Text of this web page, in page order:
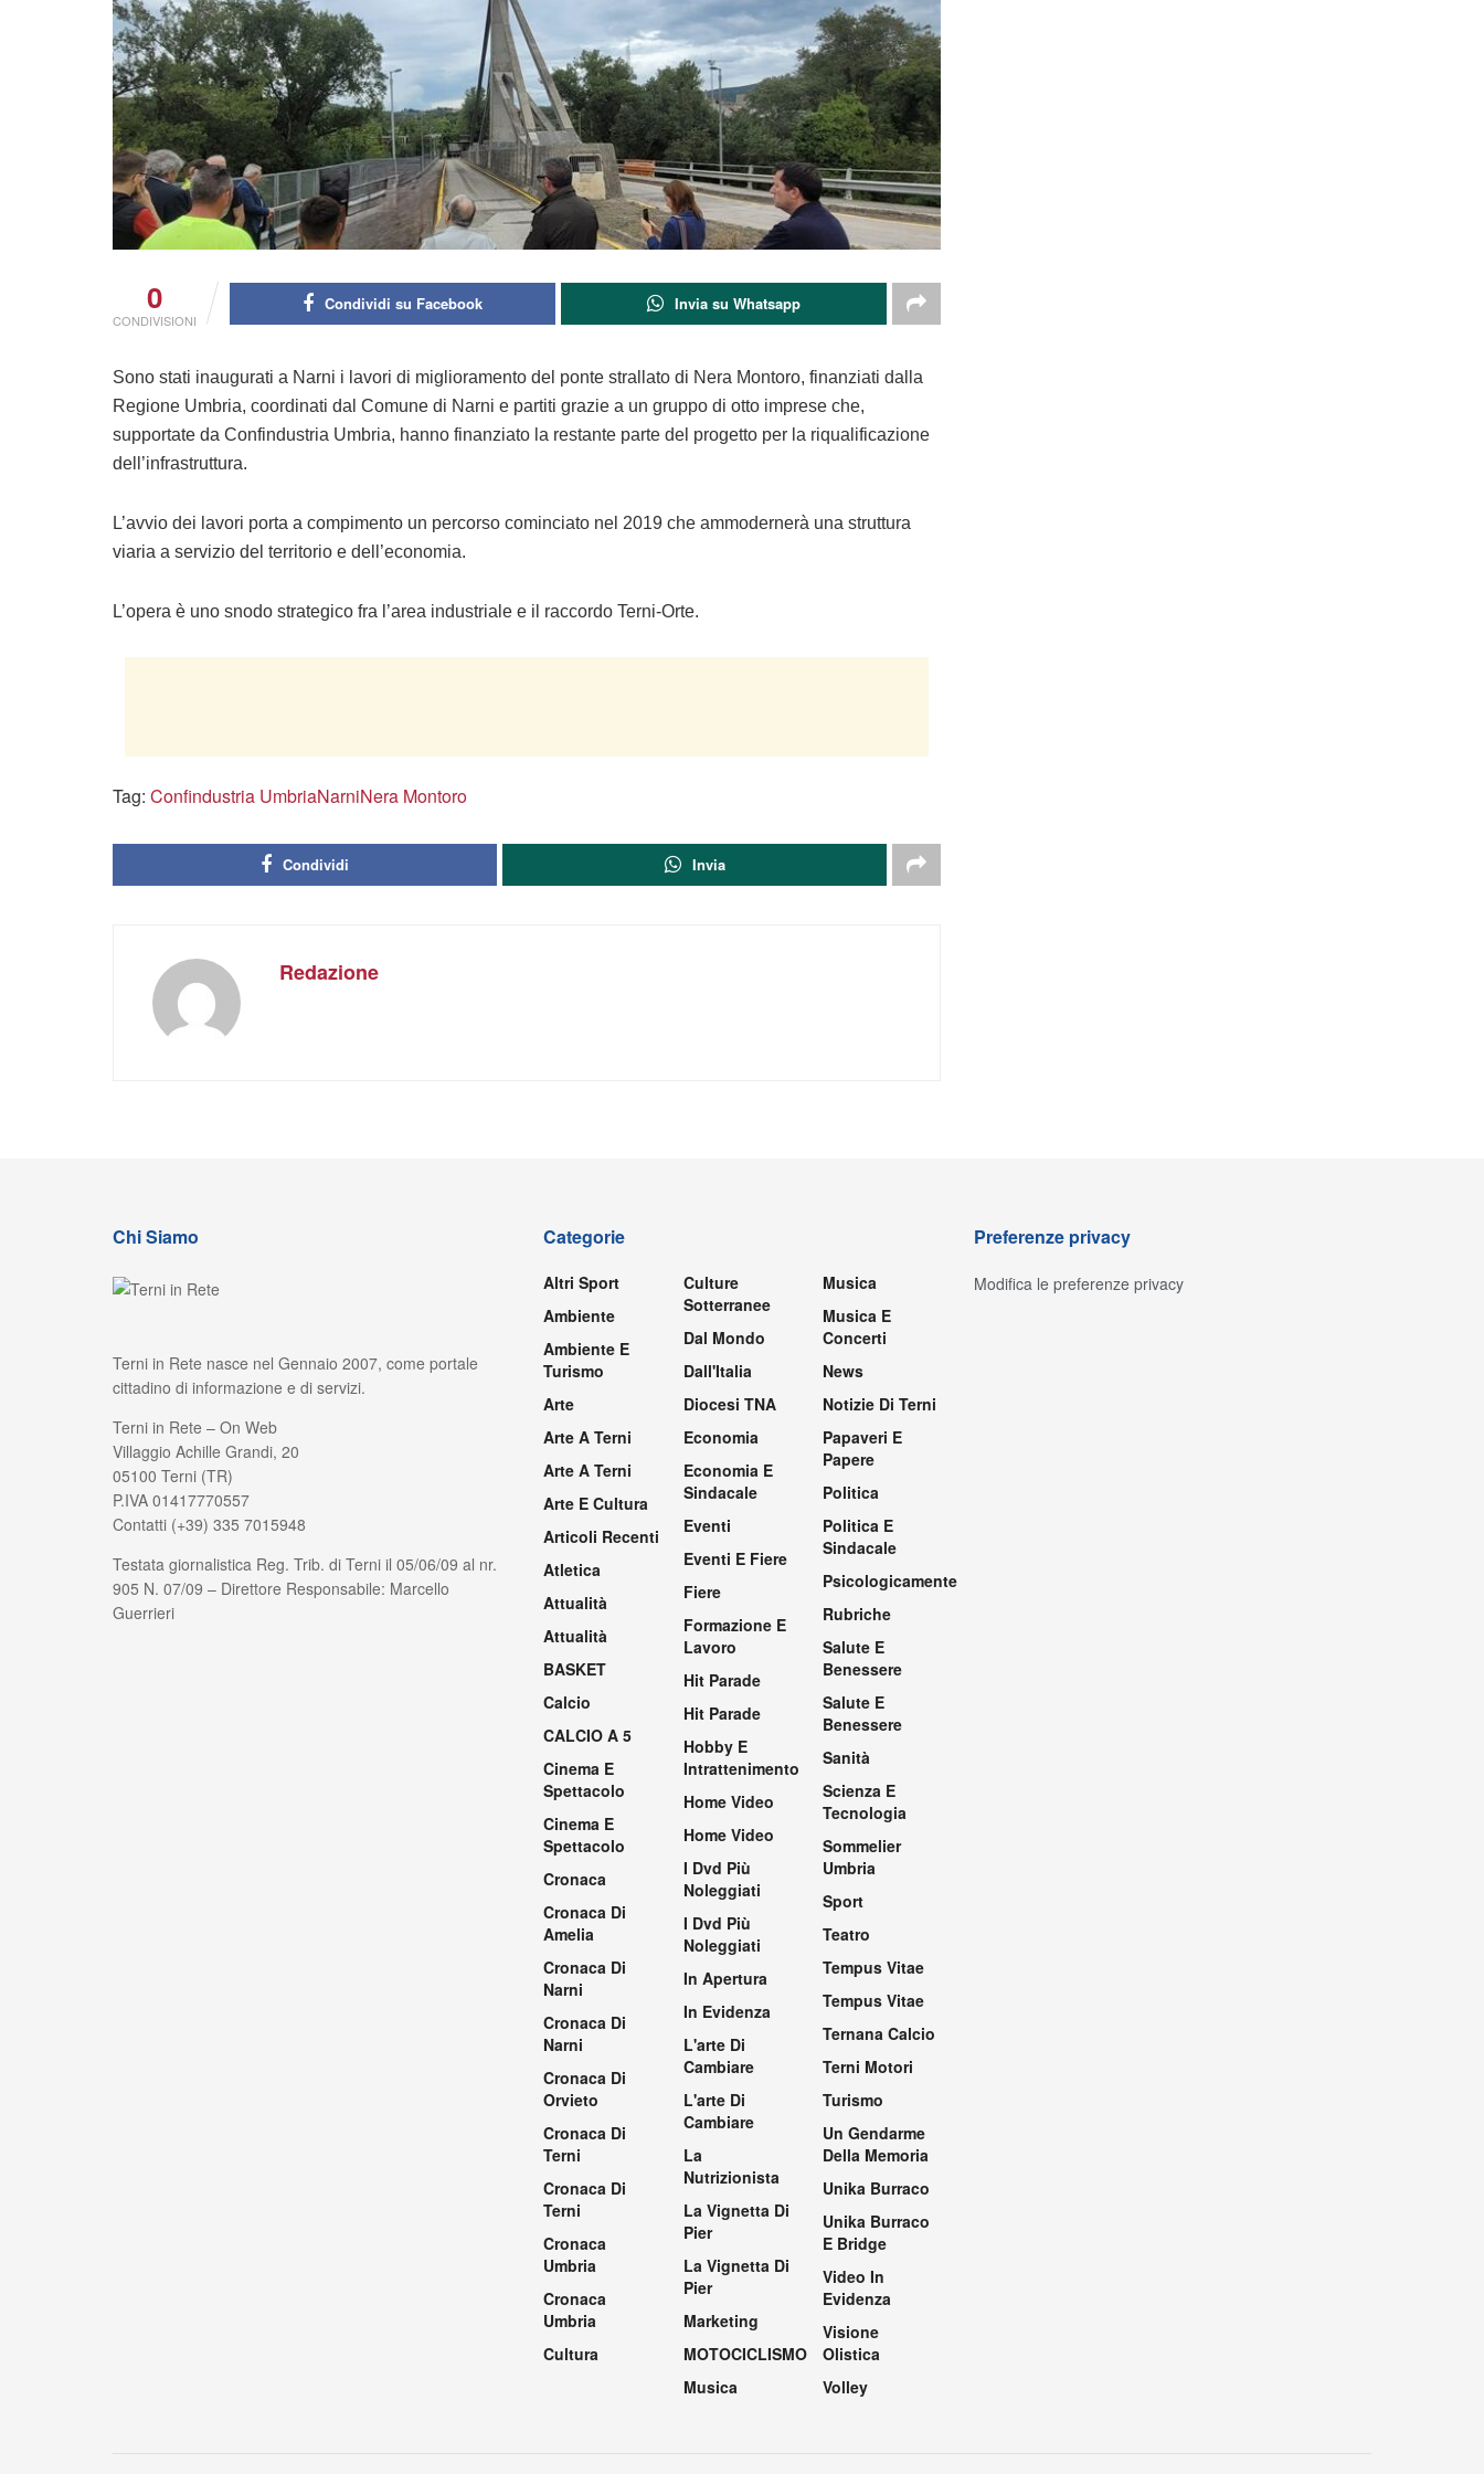
0
CONDIVISIONI
Condividi su Facebook Invia su Whatsapp
Sono stati inaugurati a Narni i lavori di miglioramento del ponte strallato di Nera Montoro, finanziati dalla
Regione Umbria, coordinati dal Comune di Narni e partiti grazie a un gruppo di otto imprese che,
supportate da Confindustria Umbria, hanno finanziato la restante parte del progetto per la riqualificazione
dell’infrastruttura.
L’avvio dei lavori porta a compimento un percorso cominciato nel 2019 che ammodernerà una struttura
viaria a servizio del territorio e dell’economia.
L’opera è uno snodo strategico fra l’area industriale e il raccordo Terni-Orte.
Tag: Confindustria UmbriaNarniNera Montoro
Condividi Invia
Redazione
Chi Siamo
Terni in Rete nasce nel Gennaio 2007, come portale
cittadino di informazione e di servizi.
Terni in Rete – On Web
Villaggio Achille Grandi, 20
05100 Terni (TR)
P.IVA 01417770557
Contatti (+39) 335 7015948
Testata giornalistica Reg. Trib. di Terni il 05/06/09 al nr.
905 N. 07/09 – Direttore Responsabile: Marcello
Guerrieri
Categorie
Altri Sport
Ambiente
Ambiente E
Turismo
Arte
Arte A Terni
Arte A Terni
Arte E Cultura
Articoli Recenti
Atletica
Attualità
Attualità
BASKET
Calcio
CALCIO A 5
Cinema E
Spettacolo
Cinema E
Spettacolo
Cronaca
Cronaca Di
Amelia
Cronaca Di
Narni
Cronaca Di
Narni
Cronaca Di
Orvieto
Cronaca Di
Terni
Cronaca Di
Terni
Cronaca
Umbria
Cronaca
Umbria
Cultura
Culture
Sotterranee
Dal Mondo
Dall'Italia
Diocesi TNA
Economia
Economia E
Sindacale
Eventi
Eventi E Fiere
Fiere
Formazione E
Lavoro
Hit Parade
Hit Parade
Hobby E
Intrattenimento
Home Video
Home Video
I Dvd Più
Noleggiati
I Dvd Più
Noleggiati
In Apertura
In Evidenza
L'arte Di
Cambiare
L'arte Di
Cambiare
La
Nutrizionista
La Vignetta Di
Pier
La Vignetta Di
Pier
Marketing
MOTOCICLISMO
Musica
Musica
Musica E
Concerti
News
Notizie Di Terni
Papaveri E
Papere
Politica
Politica E
Sindacale
Psicologicamente
Rubriche
Salute E
Benessere
Salute E
Benessere
Sanità
Scienza E
Tecnologia
Sommelier
Umbria
Sport
Teatro
Tempus Vitae
Tempus Vitae
Ternana Calcio
Terni Motori
Turismo
Un Gendarme
Della Memoria
Unika Burraco
Unika Burraco
E Bridge
Video In
Evidenza
Visione
Olistica
Volley
Preferenze privacy
Modifica le preferenze privacy